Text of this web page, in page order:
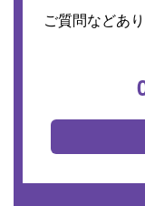
ご質問などあ